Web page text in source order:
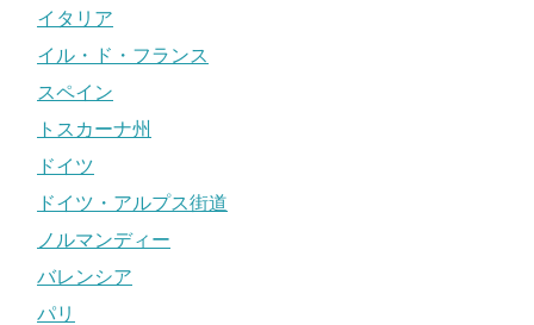
イタリア
イル・ド・フランス
スペイン
トスカーナ州
ドイツ
ドイツ・アルプス街道
ノルマンディー
バレンシア
パリ